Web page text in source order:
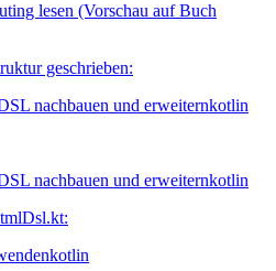
lesen (Vorschau auf Buch
geschrieben:
nachbauen und erweiternkotlin
nachbauen und erweiternkotlin
kotlin